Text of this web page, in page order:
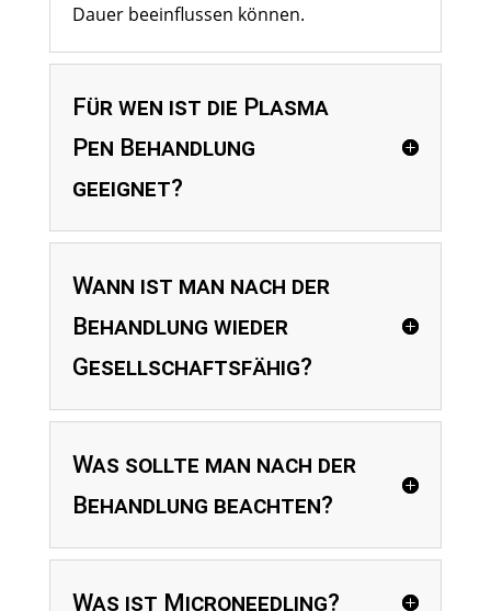
Dauer beeinflussen können.
Für wen ist die Plasma
Pen Behandlung
geeignet?
Wann ist man nach der
Behandlung wieder
Gesellschaftsfähig?
Was sollte man nach der
Behandlung beachten?
Was ist Microneedling?